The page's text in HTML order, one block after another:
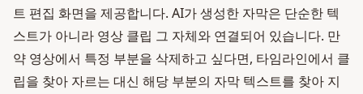
트 편집 화면을 제공합니다. AI가 생성한 자막은 단순한 텍
스트가 아니라 영상 클립 그 자체와 연결되어 있습니다. 만
약 영상에서 특정 부분을 삭제하고 싶다면, 타임라인에서 클
립을 찾아 자르는 대신 해당 부분의 자막 텍스트를 찾아 지